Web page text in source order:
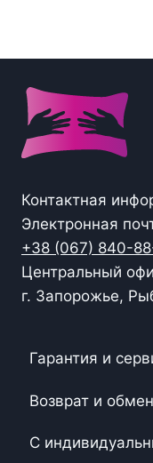
Контактная
Электронная
+38 (067) 840-
Центральный
г. Запорожье,
Гарантия и
Возврат и обмен
С